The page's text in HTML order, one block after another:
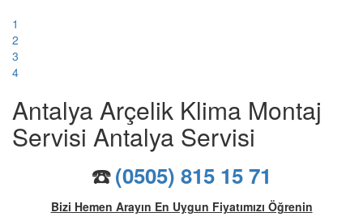
1
2
3
4
Antalya Arçelik Klima Montaj
Servisi Antalya Servisi
☎️(0505) 815 15 71
Bizi Hemen Arayın En Uygun Fiyatımızı Öğrenin